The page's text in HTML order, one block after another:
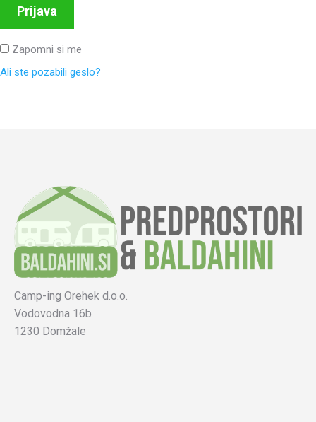
Prijava
Zapomni si me
Ali ste pozabili geslo?
Camp-ing Orehek d.o.o.
Vodovodna 16b
1230 Domžale